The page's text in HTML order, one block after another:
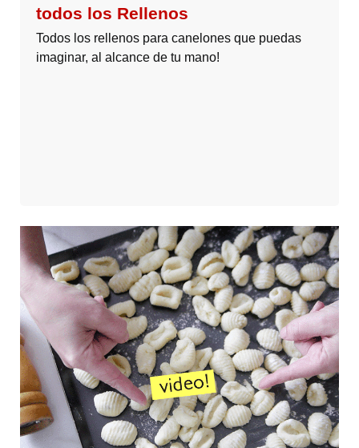
todos los Rellenos
Todos los rellenos para canelones que puedas
imaginar, al alcance de tu mano!